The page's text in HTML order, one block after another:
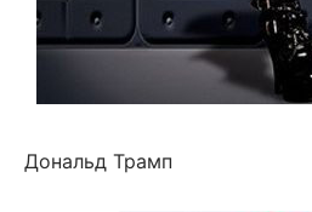
Дональд Трамп